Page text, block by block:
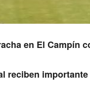
en El Campín
reciben